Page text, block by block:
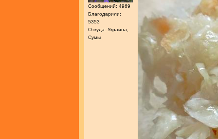
Сообщений: 4969
Благодарили:
5353
Откуда: Украина,
Сумы